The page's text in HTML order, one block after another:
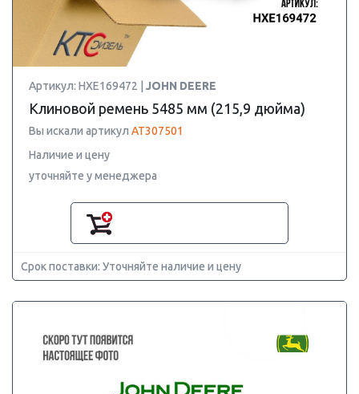
Артикул: HXE169472 | JOHN DEERE
Клиновой ремень 5485 мм (215,9 дюйма)
Вы искали артикул AT307501
Наличие и цену
уточняйте у менеджера
Срок поставки: Уточняйте наличие и цену